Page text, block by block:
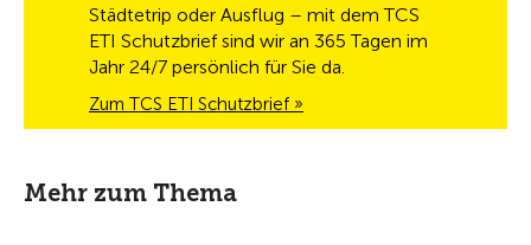
Städtetrip oder Ausflug – mit dem TCS
ETI Schutzbrief sind wir an 365 Tagen im
Jahr 24/7 persönlich für Sie da.
Zum TCS ETI Schutzbrief »
Mehr zum Thema